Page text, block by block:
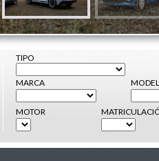
TIPO
MARCA
MOTOR